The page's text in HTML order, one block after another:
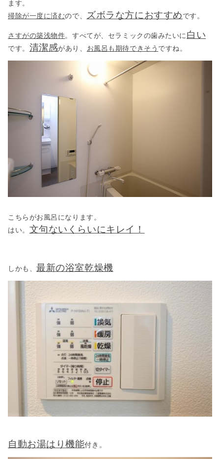
ます。
掃除が一度に済むので、 ズボラな方におすすめです。
さすがの築浅物件。すべてが、セラミックの歯みたいに 白い
です。 清潔感があり、 お風呂も期待できそう ですね。
こちらがお風呂になります。
はい。 文句ないくらいにキレイ！
しかも、最新の浴室乾燥機
自動お湯はり機能付き。